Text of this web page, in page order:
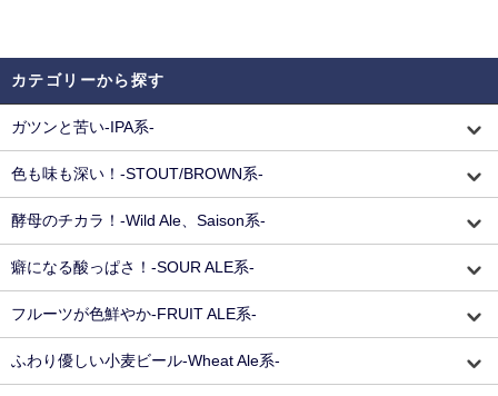
カテゴリーから探す
ガツンと苦い-IPA系-
色も味も深い！-STOUT/BROWN系-
酵母のチカラ！-Wild Ale、Saison系-
癖になる酸っぱさ！-SOUR ALE系-
フルーツが色鮮やか-FRUIT ALE系-
ふわり優しい小麦ビール-Wheat Ale系-